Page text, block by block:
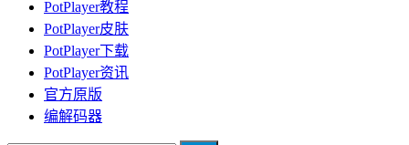
PotPlayer教程
PotPlayer皮肤
PotPlayer下载
PotPlayer资讯
官方原版
编解码器